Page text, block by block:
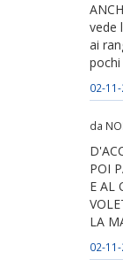
vede
ai
pochi
02-
da
POI
E AL
LA
02-